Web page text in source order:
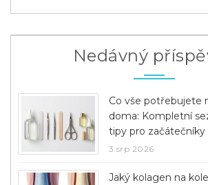
Nedávný
Co vše potřebujete
doma: Kompletní
tipy pro začátečníky
3 srp 2026
Jaký kolagen na